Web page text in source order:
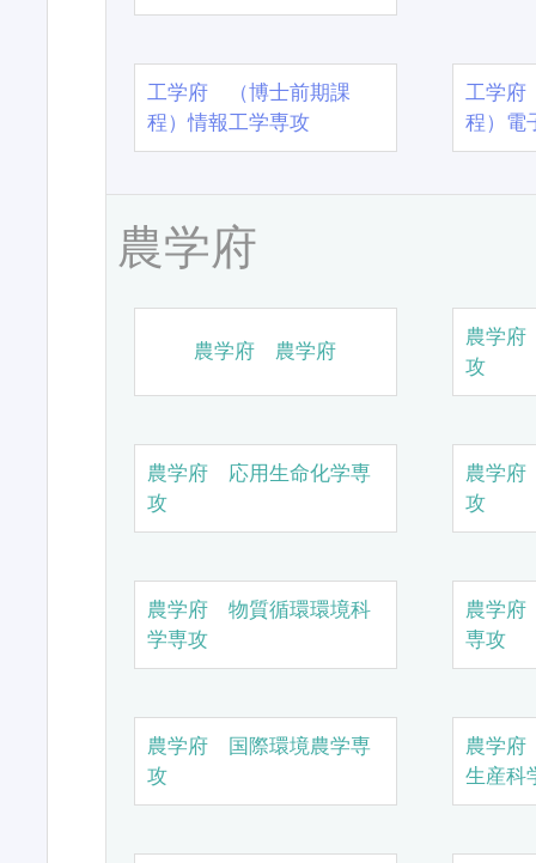
工学府 （博士前期課
程）情報工学専攻
工学
程）電
農学府
農学府 農学府
農学
攻
農学府 応用生命化学専
攻
農学
攻
農学府 物質循環環境科
学専攻
農学
専攻
農学府 国際環境農学専
攻
農学
生産科